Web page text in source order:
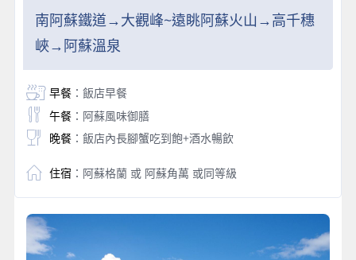
南阿蘇鐵道→大觀峰~遠眺阿蘇火山→高千穗
峽→阿蘇溫泉
早餐：飯店早餐
午餐：阿蘇風味御膳
晚餐：飯店內長腳蟹吃到飽+酒水暢飲
住宿 ：阿蘇格蘭 或 阿蘇角萬 或同等級